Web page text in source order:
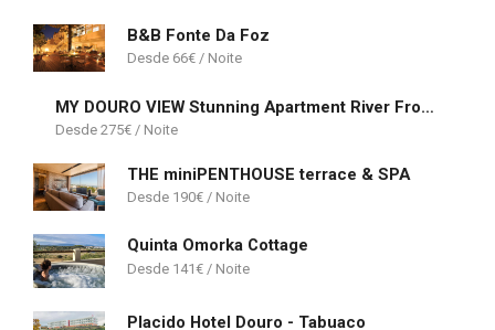
B&B Fonte Da Foz
66€
MY DOURO VIEW Stunning Apartment River Front
275€
THE miniPENTHOUSE terrace & SPA
190€
Quinta Omorka Cottage
141€
Placido Hotel Douro - Tabuaco